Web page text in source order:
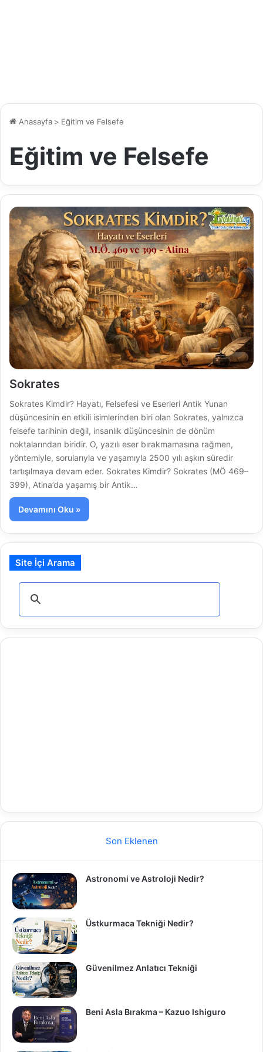
Anasayfa > Eğitim ve Felsefe
Eğitim ve Felsefe
Sokrates
Sokrates Kimdir? Hayatı, Felsefesi ve Eserleri Antik Yunan
düşüncesinin en etkili isimlerinden biri olan Sokrates, yalnızca
felsefe tarihinin değil, insanlık düşüncesinin de dönüm
noktalarından biridir. O, yazılı eser bırakmamasına rağmen,
yöntemiyle, sorularıyla ve yaşamıyla 2500 yılı aşkın süredir
tartışılmaya devam eder. Sokrates Kimdir? Sokrates (MÖ 469–
399), Atina’da yaşamış bir Antik…
Devamını Oku »
Site İçi Arama
Son Eklenen
Astronomi ve Astroloji Nedir?
Üstkurmaca Tekniği Nedir?
Güvenilmez Anlatıcı Tekniği
Beni Asla Bırakma – Kazuo Ishiguro